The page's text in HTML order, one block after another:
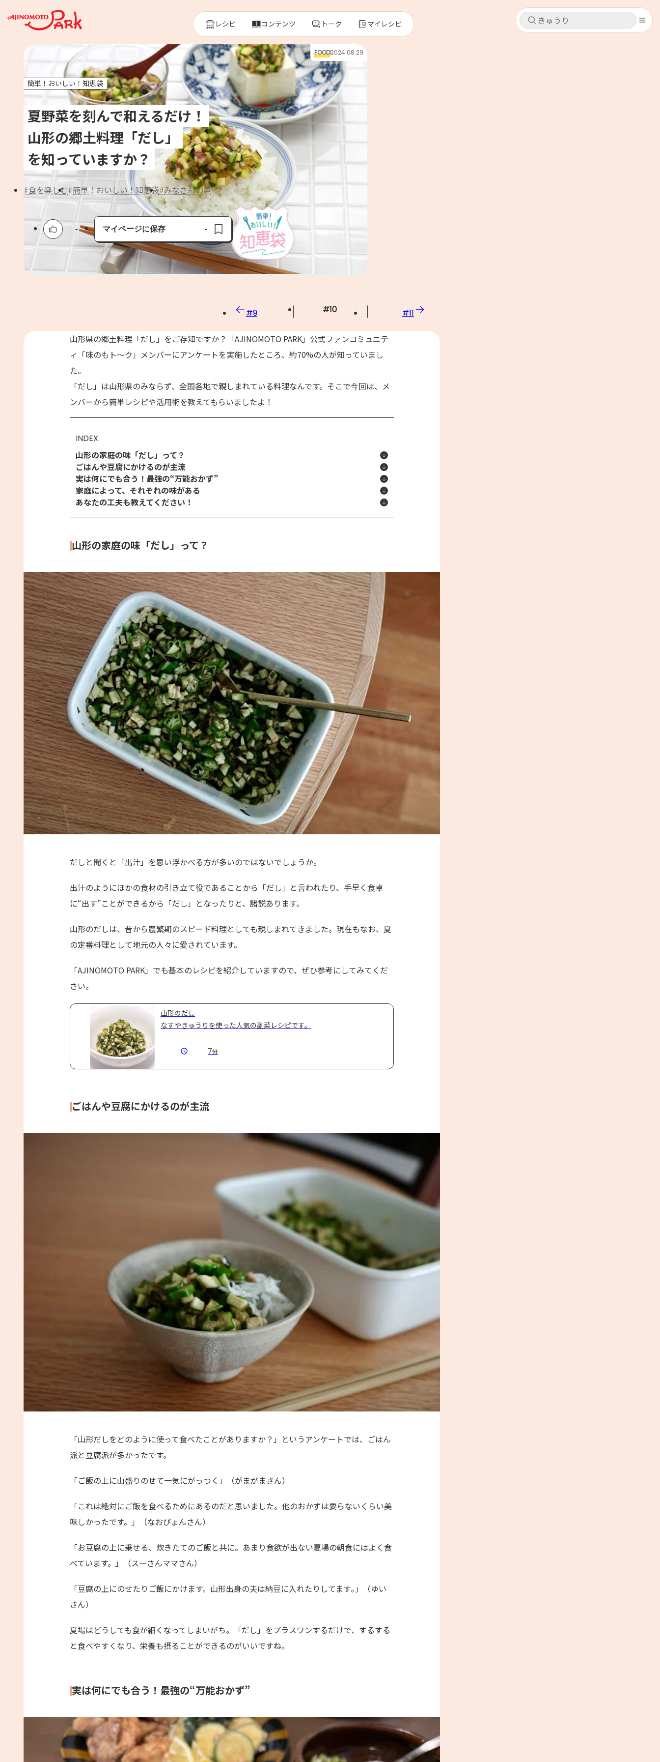
キャンセル
キャンセル
レシピ コンテンツ トーク マイレシピ
簡単！おいしい！知恵袋
夏野菜を刻んで和えるだけ！
山形の郷土料理「だし」
を知っていますか？
食を楽しむ 簡単！おいしい！知恵袋 みなさんの声
-
マイページに保存
保存済み
-
FOOD2024.08.29
#9 #10 #11
山形県の郷土料理「だし」をご存知ですか？「AJINOMOTO PARK」公式ファンコミュニテ
ィ「味のもト～ク」メンバーにアンケートを実施したところ、約70%の人が知っていまし
た。
「だし」は山形県のみならず、全国各地で親しまれている料理なんです。そこで今回は、メ
ンバーから簡単レシピや活用術を教えてもらいましたよ！
INDEX
山形の家庭の味「だし」って？
ごはんや豆腐にかけるのが主流
実は何にでも合う！最強の“万能おかず”
家庭によって、それぞれの味がある
あなたの工夫も教えてください！
山形の家庭の味「だし」って？
だしと聞くと「出汁」を思い浮かべる方が多いのではないでしょうか。
出汁のようにほかの食材の引き立て役であることから「だし」と言われたり、手早く食卓
に“出す”ことができるから「だし」となったりと、諸説あります。
山形のだしは、昔から農繁期のスピード料理としても親しまれてきました。現在もなお、夏
の定番料理として地元の人々に愛されています。
「AJINOMOTO PARK」でも基本のレシピを紹介していますので、ぜひ参考にしてみてくだ
さい。
山形のだし
なすやきゅうりを使った人気の副菜レシピです。
7分
ごはんや豆腐にかけるのが主流
「山形だしをどのように使って食べたことがありますか？」というアンケートでは、ごはん
派と豆腐派が多かったです。
「ご飯の上に山盛りのせて一気にがっつく」（がまがまさん）
「これは絶対にご飯を食べるためにあるのだと思いました。他のおかずは要らないくらい美
味しかったです。」（なおぴょんさん）
「お豆腐の上に乗せる、炊きたてのご飯と共に。あまり食欲が出ない夏場の朝食にはよく食
べています。」（スーさんママさん）
「豆腐の上にのせたりご飯にかけます。山形出身の夫は納豆に入れたりしてます｡」（ゆい
さん）
夏場はどうしても食が細くなってしまいがち。「だし」をプラスワンするだけで、するする
と食べやすくなり、栄養も摂ることができるのがいいですね。
実は何にでも合う！最強の“万能おかず”